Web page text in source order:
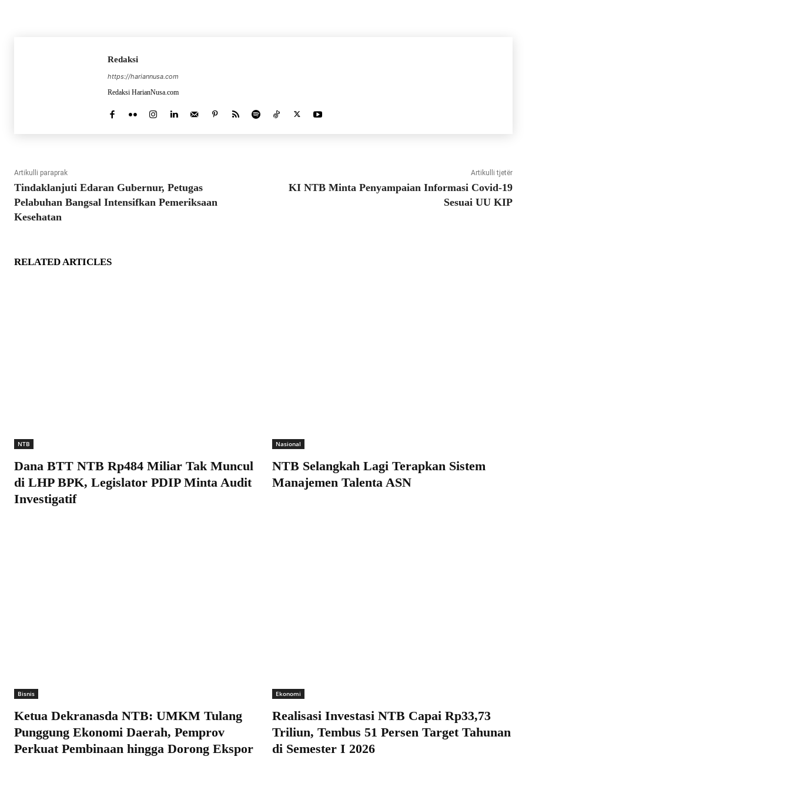
Redaksi
https://hariannusa.com
Redaksi HarianNusa.com
Artikulli paraprak
Tindaklanjuti Edaran Gubernur, Petugas
Pelabuhan Bangsal Intensifkan Pemeriksaan
Kesehatan
Artikulli tjetër
KI NTB Minta Penyampaian Informasi Covid-19
Sesuai UU KIP
RELATED ARTICLES
NTB
Dana BTT NTB Rp484 Miliar Tak Muncul
di LHP BPK, Legislator PDIP Minta Audit
Investigatif
Nasional
NTB Selangkah Lagi Terapkan Sistem
Manajemen Talenta ASN
Bisnis
Ketua Dekranasda NTB: UMKM Tulang
Punggung Ekonomi Daerah, Pemprov
Perkuat Pembinaan hingga Dorong Ekspor
Ekonomi
Realisasi Investasi NTB Capai Rp33,73
Triliun, Tembus 51 Persen Target Tahunan
di Semester I 2026